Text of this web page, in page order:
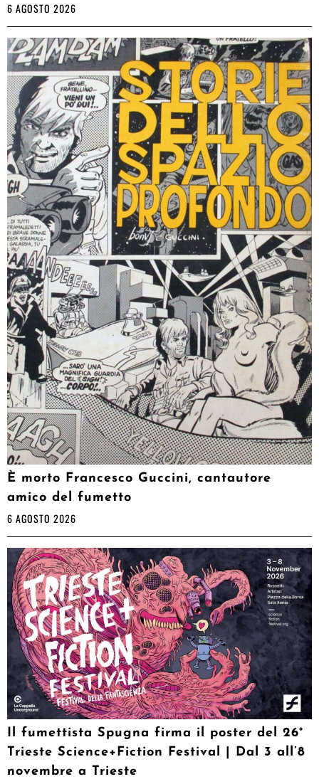
6 AGOSTO 2026
È morto Francesco Guccini, cantautore
amico del fumetto
6 AGOSTO 2026
Il fumettista Spugna firma il poster del 26°
Trieste Science+Fiction Festival | Dal 3 all’8
novembre a Trieste